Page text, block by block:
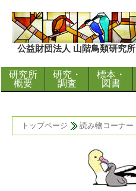
公益財団法人 山階鳥類研究所
研究所
概要
研究・
調査
標本・
図書
トップページ 読み物コーナー